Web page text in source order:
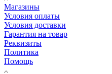
Магазины
Условия оплаты
Условия доставки
Гарантия на товар
Реквизиты
Политика
Помощь